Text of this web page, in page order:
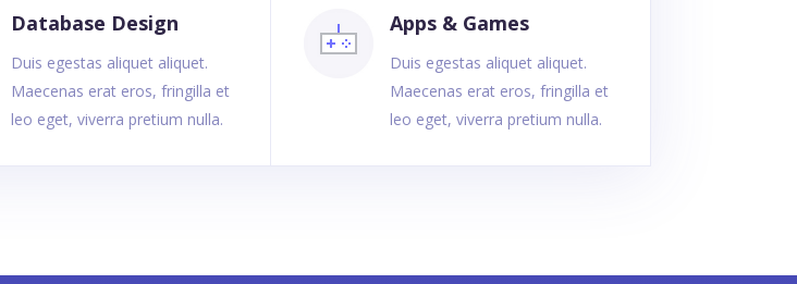
Database Design
Duis egestas aliquet aliquet.
Maecenas erat eros, fringilla et
leo eget, viverra pretium nulla.
Apps & Games
Duis egestas aliquet aliquet.
Maecenas erat eros, fringilla et
leo eget, viverra pretium nulla.